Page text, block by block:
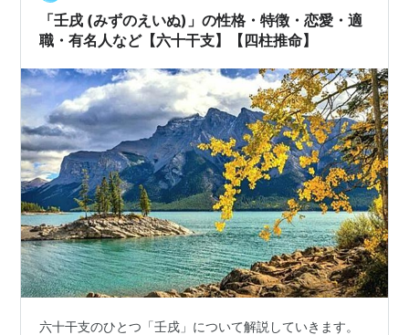
「壬戌 (みずのえいぬ)」の性格・特徴・恋愛・適
職・有名人など【六十干支】【四柱推命】
六十干支のひとつ「壬戌」について解説していきます。